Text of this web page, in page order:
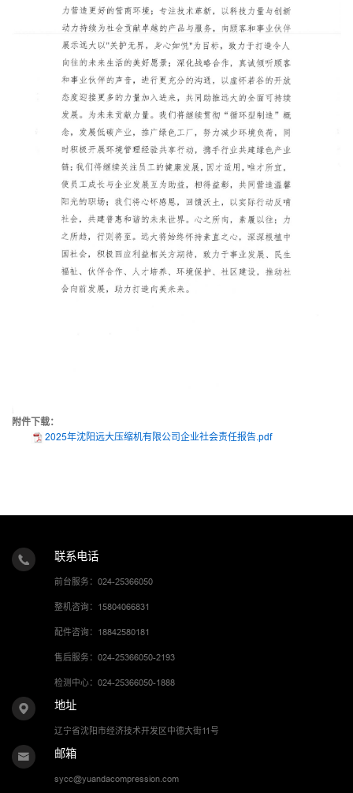
附件下载：
2025年沈阳远大压缩机有限公司企业社会责任报告.pdf
联系电话
前台服务：024-25366050
整机咨询：15804066831
配件咨询：18842580181
售后服务：024-25366050-2193
检测中心：024-25366050-1888
地址
辽宁省沈阳市经济技术开发区中德大街11号
邮箱
sycc@yuandacompression.com